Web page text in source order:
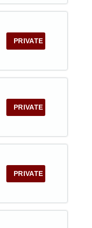
PRIVATE
PRIVATE
PRIVATE